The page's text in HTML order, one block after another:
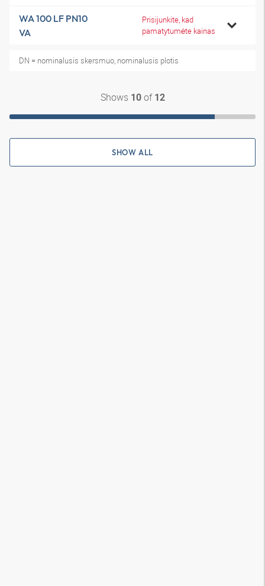
WA 100 LF PN10
VA
Prisijunkite, kad
pamatytumėte kainas
DN = nominalusis skersmuo, nominalusis plotis
Shows 10of 12
SHOW ALL